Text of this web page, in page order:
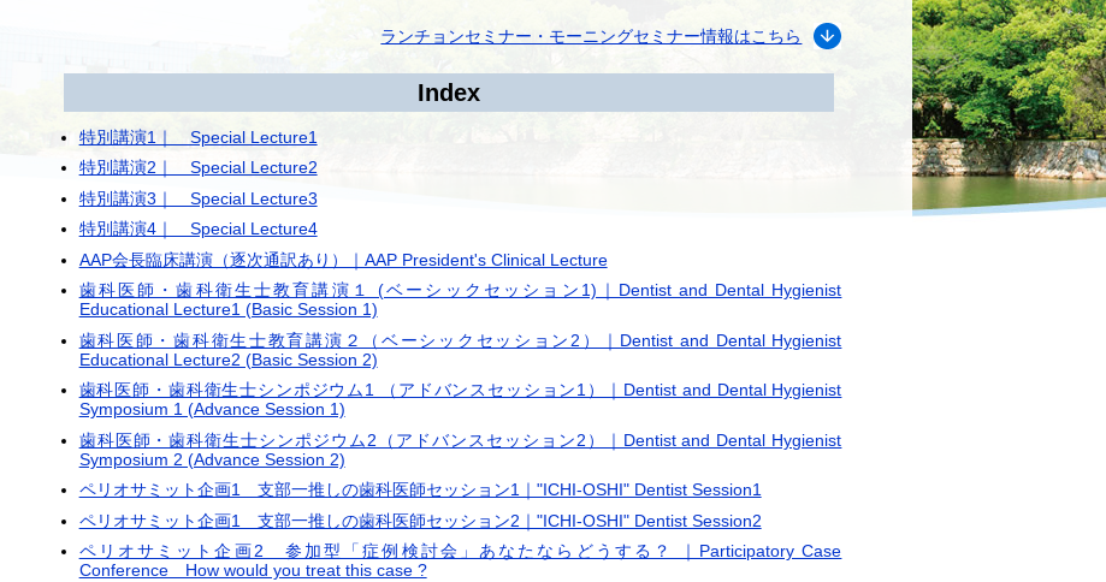
ランチョンセミナー・モーニングセミナー情報はこちら
Index
特別講演1｜ Special Lecture1
特別講演2｜ Special Lecture2
特別講演3｜ Special Lecture3
特別講演4｜ Special Lecture4
AAP会長臨床講演（逐次通訳あり）｜AAP President's Clinical Lecture
歯科医師・歯科衛生士教育講演１ (ベーシックセッション1)｜Dentist and Dental Hygienist
Educational Lecture1 (Basic Session 1)
歯科医師・歯科衛生士教育講演２（ベーシックセッション2）｜Dentist and Dental Hygienist
Educational Lecture2 (Basic Session 2)
歯科医師・歯科衛生士シンポジウム1 （アドバンスセッション1）｜Dentist and Dental Hygienist
Symposium 1 (Advance Session 1)
歯科医師・歯科衛生士シンポジウム2（アドバンスセッション2）｜Dentist and Dental Hygienist
Symposium 2 (Advance Session 2)
ペリオサミット企画1 支部一推しの歯科医師セッション1｜"ICHI-OSHI" Dentist Session1
ペリオサミット企画1 支部一推しの歯科医師セッション2｜"ICHI-OSHI" Dentist Session2
ペリオサミット企画2 参加型「症例検討会」あなたならどうする？ ｜Participatory Case
Conference How would you treat this case ?